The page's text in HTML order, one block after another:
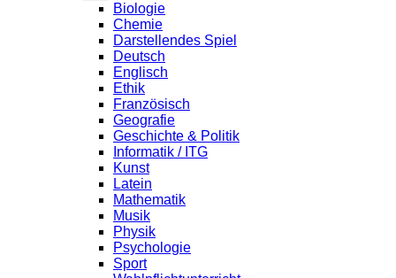
Biologie
Chemie
Darstellendes Spiel
Deutsch
Englisch
Ethik
Französisch
Geografie
Geschichte & Politik
Informatik / ITG
Kunst
Latein
Mathematik
Musik
Physik
Psychologie
Sport